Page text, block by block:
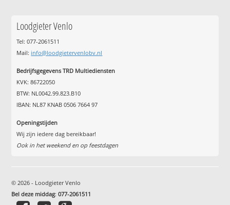
Loodgieter Venlo
Tel: 077-2061511
Mail: info@loodgietervenlobv.nl
Bedrijfsgegevens TRD Multiediensten
KVK: 86722050
BTW: NL0042.99.823.B10
IBAN: NL87 KNAB 0506 7664 97
Openingstijden
Wij zijn iedere dag bereikbaar!
Ook in het weekend en op feestdagen
© 2026 - Loodgieter Venlo
Bel deze middag:077-2061511